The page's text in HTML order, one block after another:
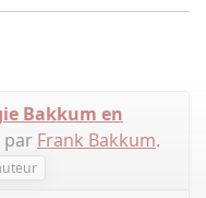
Bakkum en
par Frank Bakkum.